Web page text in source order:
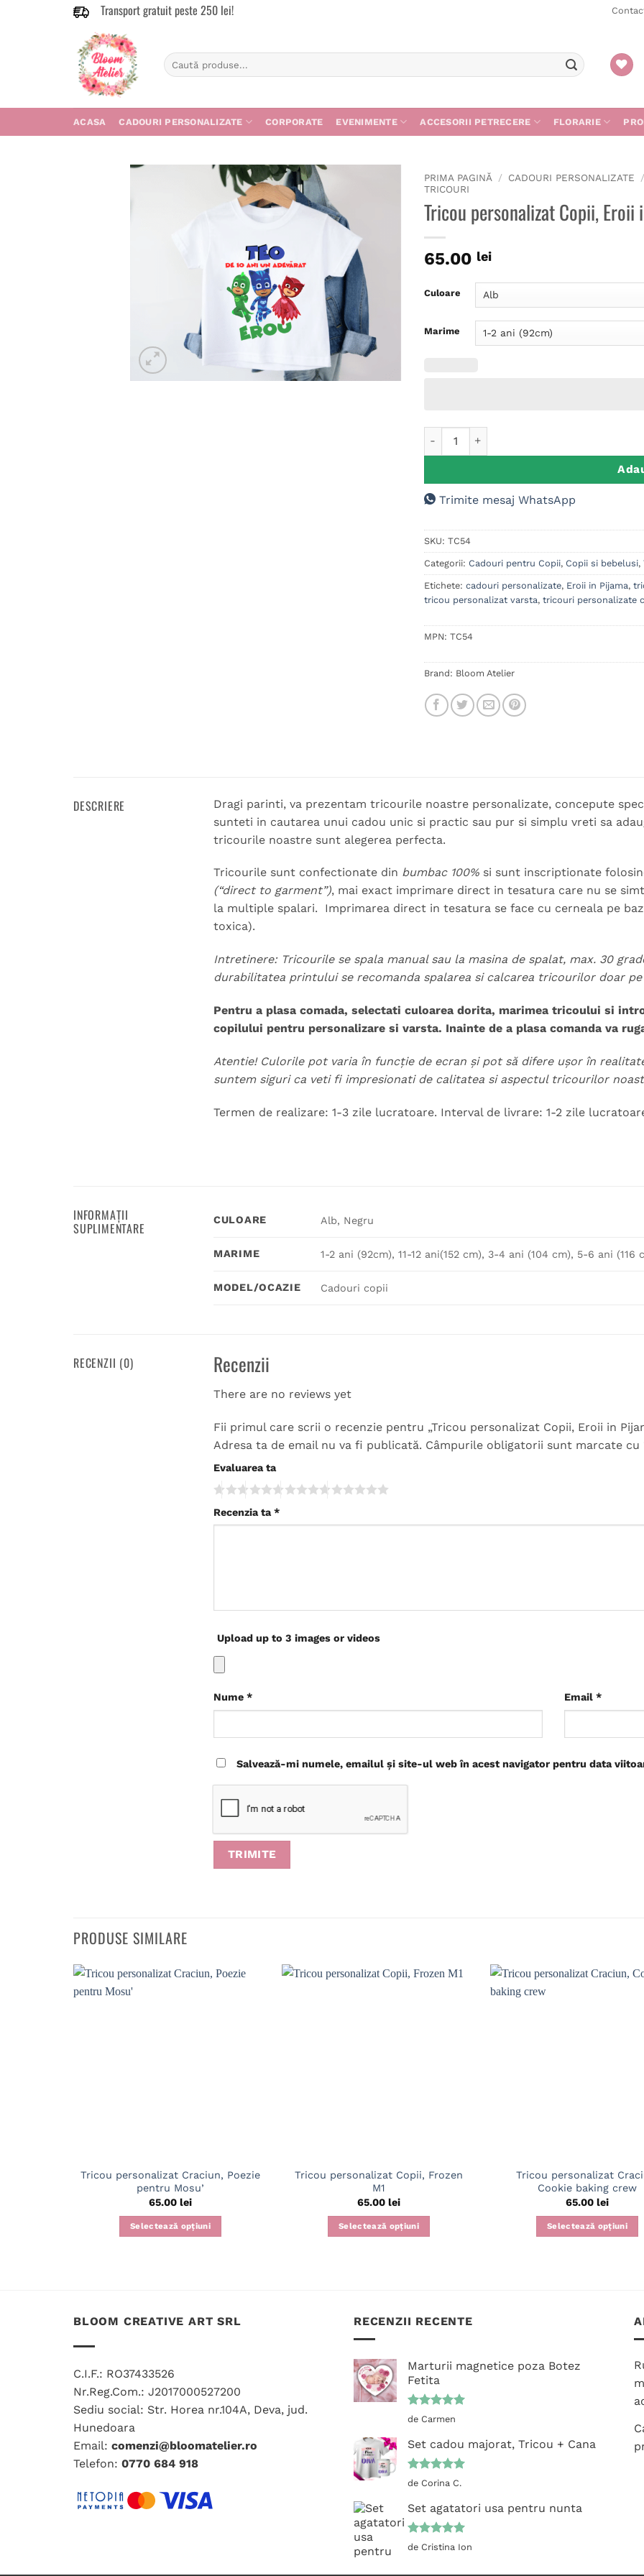
Transport gratuit peste 250 lei!
Caută
după:
ACASA CADOURI PERSONALIZATE CORPORATE EVENIMENTE ACCESORII PETRECERE FLORARIE
PRIMA PAGINĂ / CADOURI PERSONALIZATE /
TRICOURI
Tricou personalizat Copii, Eroii
65.00 lei
Culoare
Marime
Trimite mesaj WhatsApp
SKU: TC54
Categorii: Cadouri pentru Copii, Copii si bebelusi,
Etichete: cadouri personalizate, Eroii in Pijama,
tricou personalizat varsta, tricouri personalizate
MPN: TC54
Brand: Bloom Atelier
DESCRIERE
Dragi parinti, va prezentam tricourile noastre personalizate, concepute
sunteti in cautarea unui cadou unic si practic sau pur si simplu vreti sa
tricourile noastre sunt alegerea perfecta.
Tricourile sunt confectionate din bumbac 100% si sunt inscriptionate
(“direct to garment”), mai exact imprimare direct in tesatura care nu se
la multiple spalari. Imprimarea direct in tesatura se face cu cerneala pe
toxica).
Intretinere: Tricourile se spala manual sau la masina de spalat, max. 30
durabilitatea printului se recomanda spalarea si calcarea tricourilor doar pe
Pentru a plasa comada, selectati culoarea dorita, marimea tricoului si
copilului pentru personalizare si varsta. Inainte de a plasa comanda va
Atentie! Culorile pot varia în funcție de ecran și pot să difere ușor în
suntem siguri ca veti fi impresionati de calitatea si aspectul tricourilor
Termen de realizare: 1-3 zile lucratoare. Interval de livrare: 1-2 zile
INFORMAȚII
SUPLIMENTARE CULOARE Alb, Negru
MARIME 1-2 ani (92cm), 11-12 ani(152 cm), 3-4 ani (104 cm), 5-6 ani
MODEL/OCAZIE Cadouri copii
RECENZII (0) Recenzii
There are no reviews yet
Fii primul care scrii o recenzie pentru „Tricou personalizat Copii, Eroii in
Adresa ta de email nu va fi publicată. Câmpurile obligatorii sunt marcate cu
Evaluarea ta
Recenzia ta *
Upload up to 3 images or videos
Nume * Email *
Salvează-mi numele, emailul și site-ul web în acest navigator pentru data
PRODUSE SIMILARE
Tricou personalizat Craciun, Poezie
pentru Mosu’
65.00 lei
Selectează opțiuni
variații.
fi
alese
în
produsului.
Tricou personalizat Copii, Frozen
M1
65.00 lei
Selectează opțiuni
variații.
pot
fi
alese
pagina
produsului.
Tricou personalizat
Cookie baking crew
65.00 lei
Selectează opțiuni
produsului.
BLOOM CREATIVE ART SRL
C.I.F.: RO37433526
Nr.Reg.Com.: J2017000527200
Sediu social: Str. Horea nr.104A, Deva, jud.
Hunedoara
Email: comenzi@bloomatelier.ro
Telefon: 0770 684 918
RECENZII RECENTE
Marturii magnetice poza Botez
Fetita
Evaluat la
de Carmen
Set cadou majorat, Tricou + Cana
Evaluat la
de Corina C.
Set agatatori usa pentru nunta
Evaluat la
de Cristina Ion